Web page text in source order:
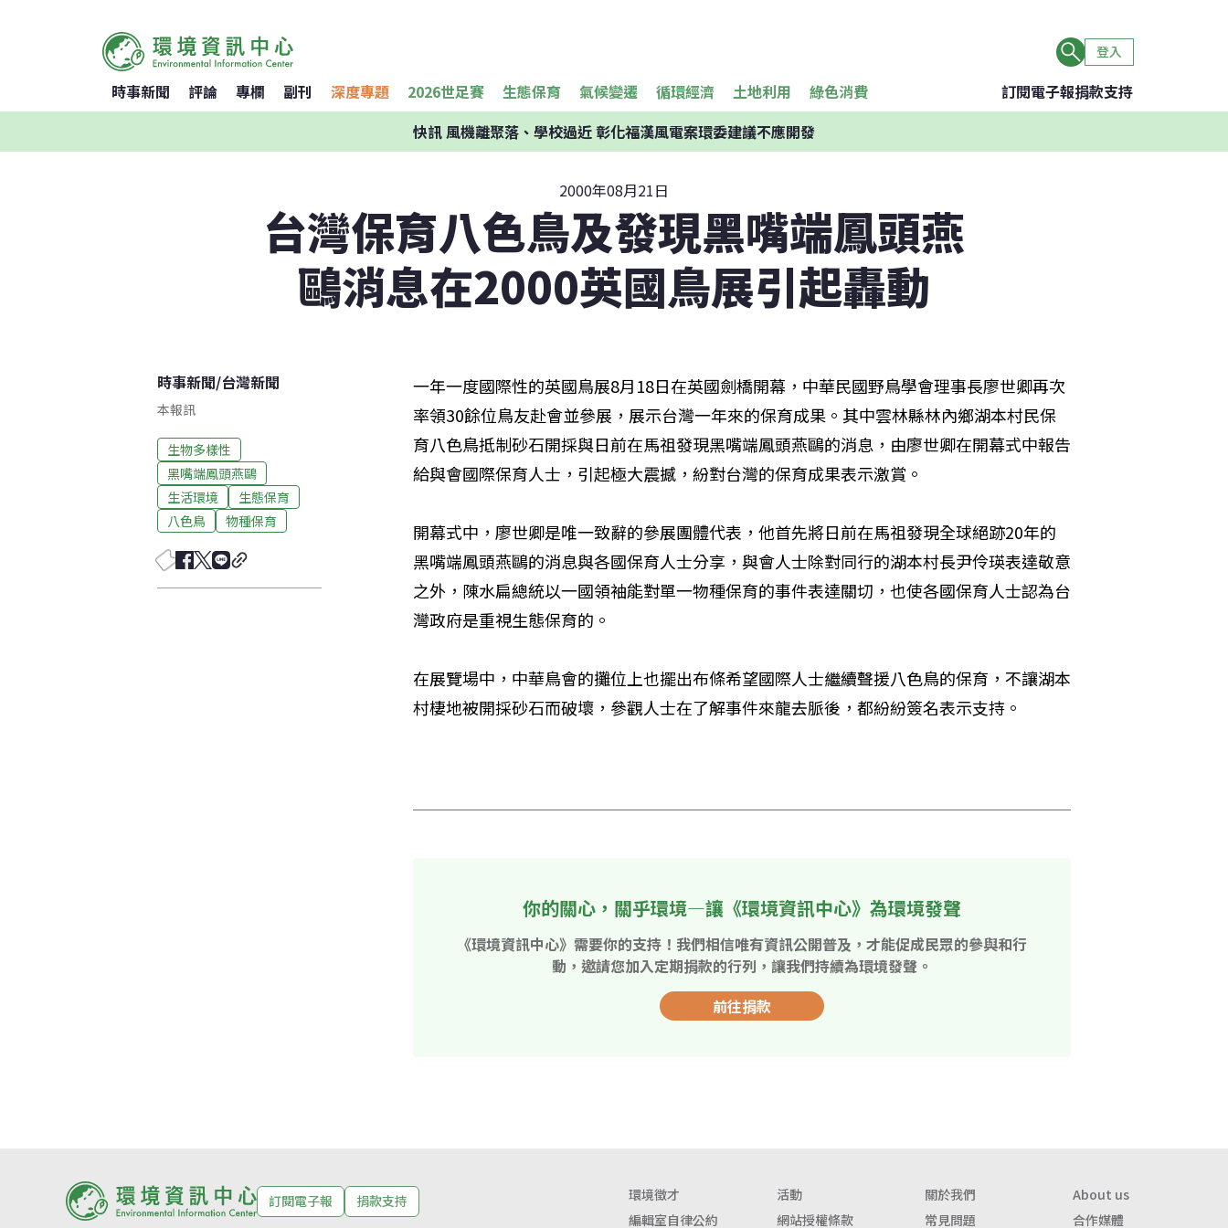
登入
時事新聞 評論 專欄 副刊 深度專題 2026世足賽 生態保育 氣候變遷 循環經濟 土地利用 綠色消費 訂閱電子報捐款支持
快訊風機離聚落、學校過近 彰化福漢風電案環委建議不應開發
2000年08月21日
台灣保育八色鳥及發現黑嘴端鳳頭燕
鷗消息在2000英國鳥展引起轟動
時事新聞/台灣新聞
本報訊
生物多樣性
黑嘴端鳳頭燕鷗
生活環境
生態保育
八色鳥
物種保育
一年一度國際性的英國鳥展8月18日在英國劍橋開幕，中華民國野鳥學會理事長廖世卿再次
率領30餘位鳥友赴會並參展，展示台灣一年來的保育成果。其中雲林縣林內鄉湖本村民保
育八色鳥抵制砂石開採與日前在馬祖發現黑嘴端鳳頭燕鷗的消息，由廖世卿在開幕式中報告
給與會國際保育人士，引起極大震撼，紛對台灣的保育成果表示激賞。
開幕式中，廖世卿是唯一致辭的參展團體代表，他首先將日前在馬祖發現全球絕跡20年的
黑嘴端鳳頭燕鷗的消息與各國保育人士分享，與會人士除對同行的湖本村長尹伶瑛表達敬意
之外，陳水扁總統以一國領袖能對單一物種保育的事件表達關切，也使各國保育人士認為台
灣政府是重視生態保育的。
在展覽場中，中華鳥會的攤位上也擺出布條希望國際人士繼續聲援八色鳥的保育，不讓湖本
村棲地被開採砂石而破壞，參觀人士在了解事件來龍去脈後，都紛紛簽名表示支持。
你的關心，關乎環境—讓《環境資訊中心》為環境發聲
《環境資訊中心》需要你的支持！我們相信唯有資訊公開普及，才能促成民眾的參與和行
動，邀請您加入定期捐款的行列，讓我們持續為環境發聲。
前往捐款
訂閱電子報 捐款支持 環境徵才 活動 關於我們
About us
編輯室自律公約
網站授權條款 常見問題 合作媒體